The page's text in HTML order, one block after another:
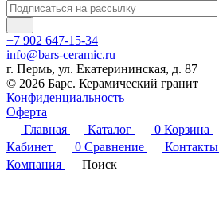
+7 902 647-15-34
info@bars-ceramic.ru
г. Пермь, ул. Екатерининская, д. 87
© 2026 Барс. Керамический гранит
Конфиденциальность
Оферта
Главная
Каталог 0 Корзина
Кабинет
0 Сравнение Контакты
Компания
Поиск